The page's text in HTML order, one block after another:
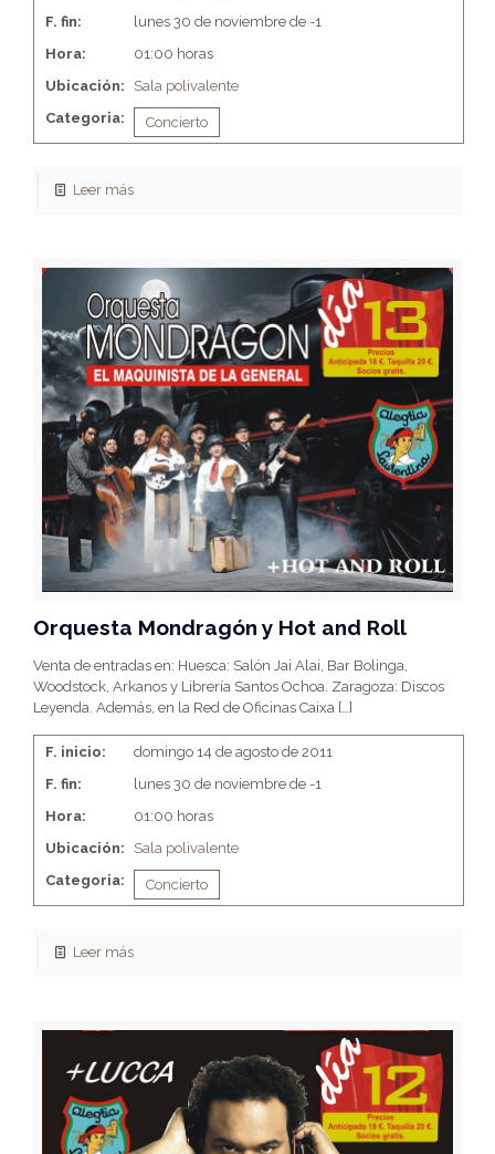
F. fin:
lunes 30 de noviembre de -1
Hora:
01:00 horas
Ubicación:
Sala polivalente
Categoria:
Concierto
Leer más
Orquesta Mondragón y Hot and Roll
Venta de entradas en: Huesca: Salón Jai Alai, Bar Bolinga,
Woodstock, Arkanos y Librería Santos Ochoa. Zaragoza: Discos
Leyenda. Además, en la Red de Oficinas Caixa […]
F. inicio:
domingo 14 de agosto de 2011
F. fin:
lunes 30 de noviembre de -1
Hora:
01:00 horas
Ubicación:
Sala polivalente
Categoria:
Concierto
Leer más